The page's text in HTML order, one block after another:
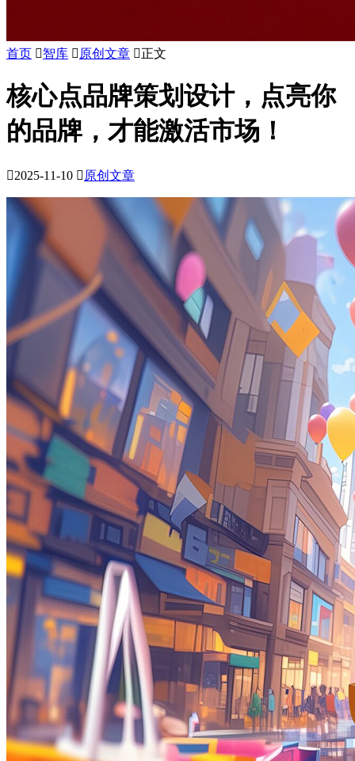
首页 智库  原创文章 正文
核心点品牌策划设计，点亮你
的品牌，才能激活市场！
2025-11-10  原创文章